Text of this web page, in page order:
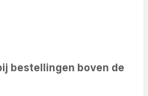
bestellingen boven de